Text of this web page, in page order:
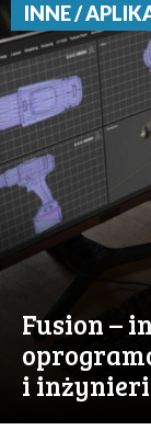
INNE /
Fusion –
i